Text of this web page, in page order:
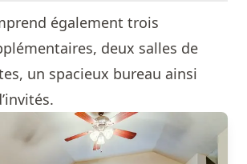
également trois
deux salles de
un spacieux bureau ainsi